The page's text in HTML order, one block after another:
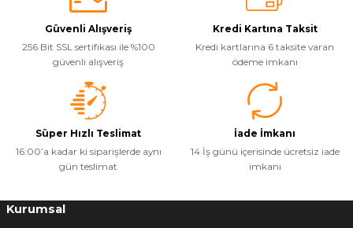
Güvenli Alışveriş
256 Bit SSL sertifikası ile %100
güvenli alışveriş
Kredi Kartına Taksit
Kredi kartlarına 6 taksite varan
ödeme imkanı
Süper Hızlı Teslimat
16:00’a kadar ki siparişlerde aynı
gün teslimat
İade İmkanı
14 İş günü içerisinde ücretsiz iade
imkanı
Kurumsal